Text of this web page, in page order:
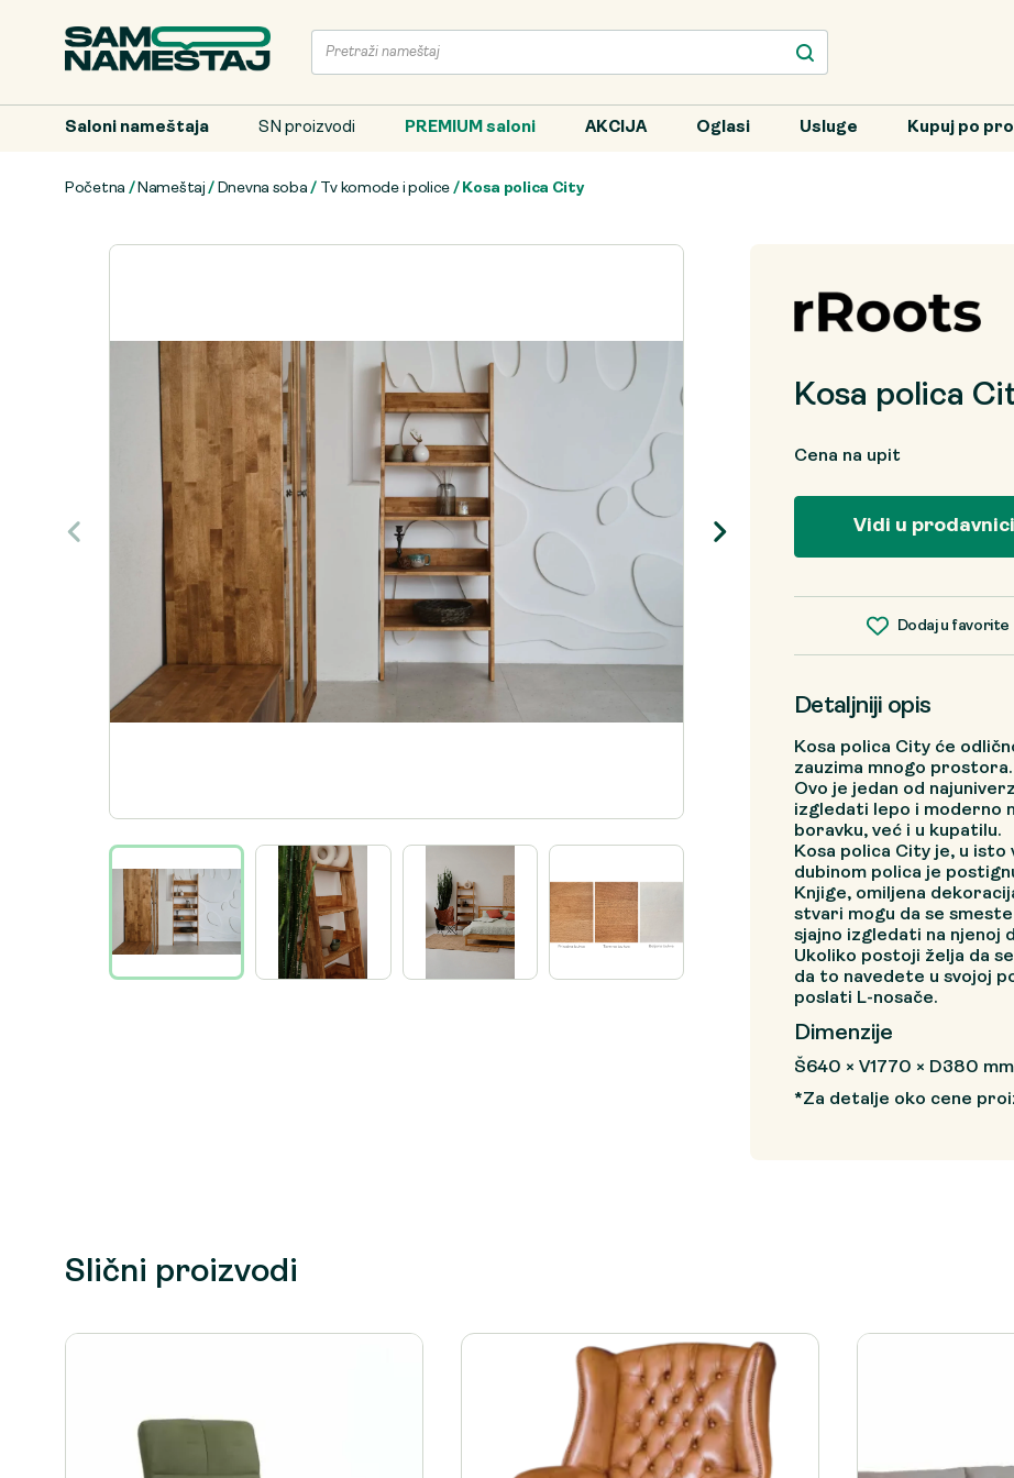
Saloni nameštaja SN proizvodi PREMIUM saloni AKCIJA Oglasi Usluge Kupuj po
Početna / Nameštaj / Dnevna soba / Tv komode i police / Kosa polica City
Dodaj u favorite
Kosa polica
Cena na upit
Vidi u prodavnici
Detaljniji opis
Kosa polica City će
zauzima mnogo prostora.
Ovo je jedan od
izgledati lepo i moderno
boravku, već i u kupatilu.
Kosa polica City je, u
dubinom polica je
Knjige, omiljena
stvari mogu da se
sjajno izgledati na njenoj
Ukoliko postoji želja da
da to navedete u svojoj
poslati L-nosače.
Dimenzije
Š640 × V1770 × D380 mm
*Za detalje oko cene
Slični proizvodi